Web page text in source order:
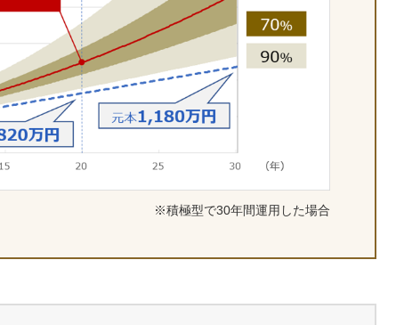
※積極型で30年間運用した場合